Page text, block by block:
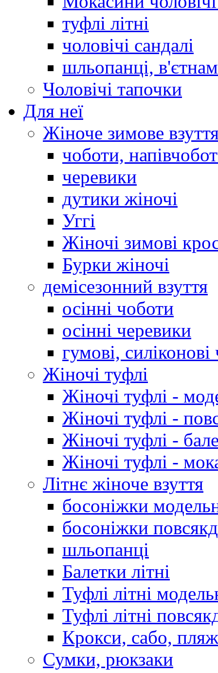
туфлі літні
чоловічі сандалі
шльопанці,
Чоловічі тапочки
Для неї
Жіноче зимове
чоботи,
черевики
дутики жіночі
Уггі
Жіночі зимові
Бурки жіночі
демісезонний взуття
осінні чоботи
осінні черевики
гумові,
Жіночі туфлі
Жіночі туфлі -
Жіночі туфлі -
Жіночі туфлі -
Жіночі туфлі -
Літнє жіноче взуття
босоніжки
босоніжки
шльопанці
Балетки літні
Туфлі літні
Туфлі літні
Крокси, сабо,
Сумки, рюкзаки